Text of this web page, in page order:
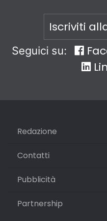
Iscriviti
Seguici su:
Redazione
Contatti
Pubblicità
Partnership